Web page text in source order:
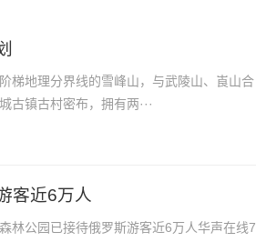
梯地理分界线的雪峰山，与武陵山、崀山合
镇古村密布，拥有两···
客近6万人
林公园已接待俄罗斯游客近6万人华声在线7